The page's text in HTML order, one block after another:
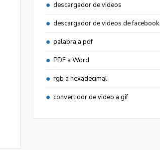
descargador de videos
descargador de videos de facebook
palabra a pdf
PDF a Word
rgb a hexadecimal
convertidor de video a gif